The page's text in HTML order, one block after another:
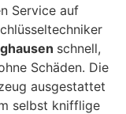
Service auf
schnell,
Schäden. Die
ausgestattet
selbst knifflige